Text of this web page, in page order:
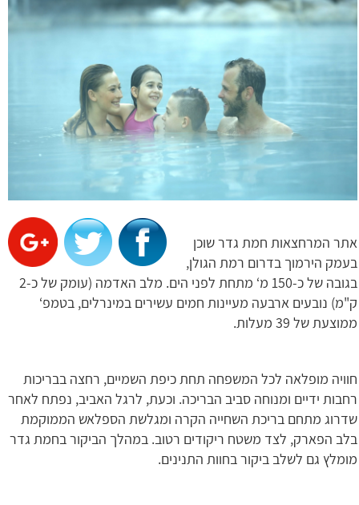
אתר המרחצאות חמת גדר שוכן
בעמק הירמוך בדרום רמת הגולן,
בגובה של כ-150 מ‘ מתחת לפני הים. מלב האדמה (עומק של כ-2
ק"מ) נובעים ארבעה מעיינות חמים עשירים במינרלים, בטמפ‘
ממוצעת של 39 מעלות.
חוויה מופלאה לכל המשפחה תחת כיפת השמיים, רחצה בבריכות
רחבות ידיים ומנוחה סביב הבריכה. וכעת, לרגל האביב, נפתח לאחר
שדרוג מתחם בריכת השחייה הקרה ומגלשת הספלאש הממוקמת
בלב הפארק, לצד משטח ריקודים רטוב. במהלך הביקור בחמת גדר
מומלץ גם לשלב ביקור בחוות התנינים.